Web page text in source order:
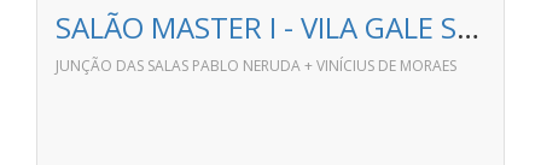
SALÃO MASTER I - VILA GALE SALVADOR
JUNÇÃO DAS SALAS PABLO NERUDA + VINÍCIUS DE MORAES